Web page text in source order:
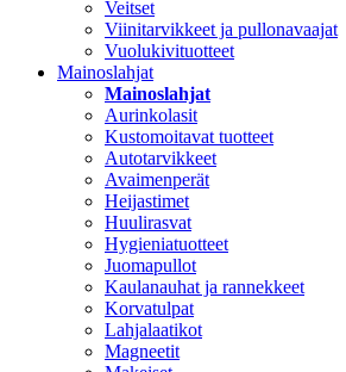
Veitset
Viinitarvikkeet ja pullonavaajat
Vuolukivituotteet
Mainoslahjat
Mainoslahjat
Aurinkolasit
Kustomoitavat tuotteet
Autotarvikkeet
Avaimenperät
Heijastimet
Huulirasvat
Hygieniatuotteet
Juomapullot
Kaulanauhat ja rannekkeet
Korvatulpat
Lahjalaatikot
Magneetit